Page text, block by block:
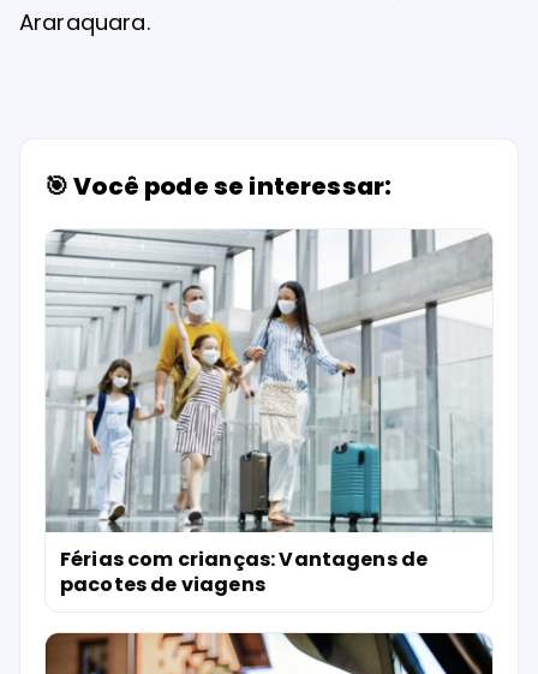
Araraquara.
🎯 Você pode se interessar:
Férias com crianças: Vantagens de
pacotes de viagens